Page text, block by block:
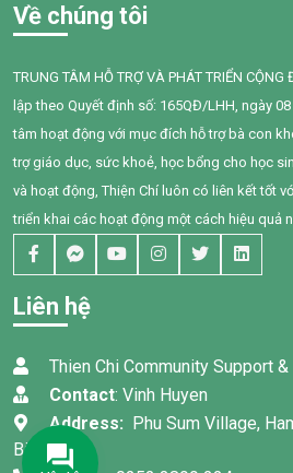
Về chúng tôi
TRUNG TÂM HỖ TRỢ VÀ PHÁT TRIỂN
lập theo Quyết định số: 165QĐ/LHH, ngày
tâm hoạt động với mục đích hỗ trợ bà con
trợ giáo dục, sức khoẻ, học bổng cho học
và hoạt động, Thiện Chí luôn có liên kết tốt
triển khai các hoạt động một cách hiệu quả
Liên hệ
Thien Chi Community Support
Contact: Vinh Huyen
Address: Phu Sum Village,
Binh Thuan